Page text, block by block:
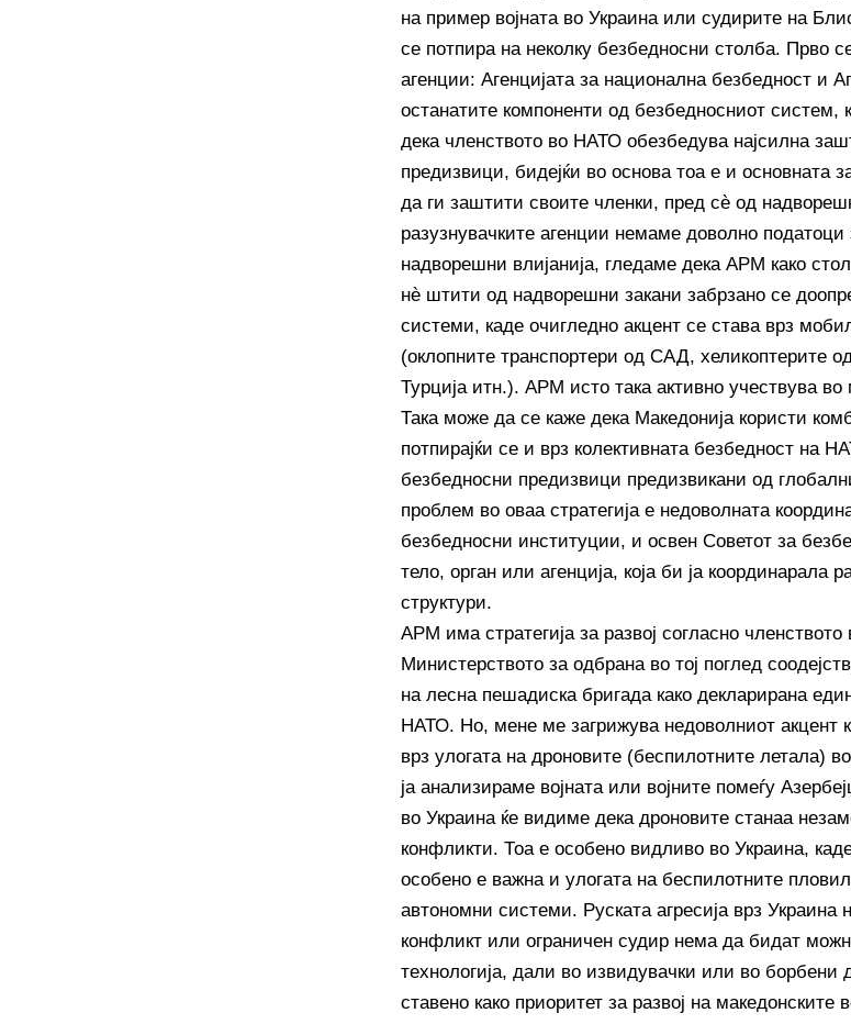
на пример војната во Украина или судирите на
се потпира на неколку безбедносни столба. Прво
агенции: Агенцијата за национална безбедност и
останатите компоненти од безбедносниот
дека членството во НАТО обезбедува најсилна
предизвици, бидејќи во основа тоа е и основната
да ги заштити своите членки, пред сѐ од
разузнувачките агенции немаме доволно
надворешни влијанија, гледаме дека АРМ како
нѐ штити од надворешни закани забрзано се
системи, каде очигледно акцент се става врз
(оклопните транспортери од САД, хеликоптерите
Турција итн.). АРМ исто така активно учествува
Така може да се каже дека Македонија користи
потпирајќи се и врз колективната безбедност на
безбедносни предизвици предизвикани од
проблем во оваа стратегија е недоволната
безбедносни институции, и освен Советот за
тело, орган или агенција, која би ја координарала
структури.
АРМ има стратегија за развој согласно
Министерството за одбрана во тој поглед
на лесна пешадиска бригада како декларирана
НАТО. Но, мене ме загрижува недоволниот акцент
врз улогата на дроновите (беспилотните летала)
ја анализираме војната или војните помеѓу
во Украина ќе видиме дека дроновите станаа
конфликти. Тоа е особено видливо во Украина,
особено е важна и улогата на беспилотните
автономни системи. Руската агресија врз Украина
конфликт или ограничен судир нема да бидат
технологија, дали во извидувачки или во борбени
ставено како приоритет за развој на